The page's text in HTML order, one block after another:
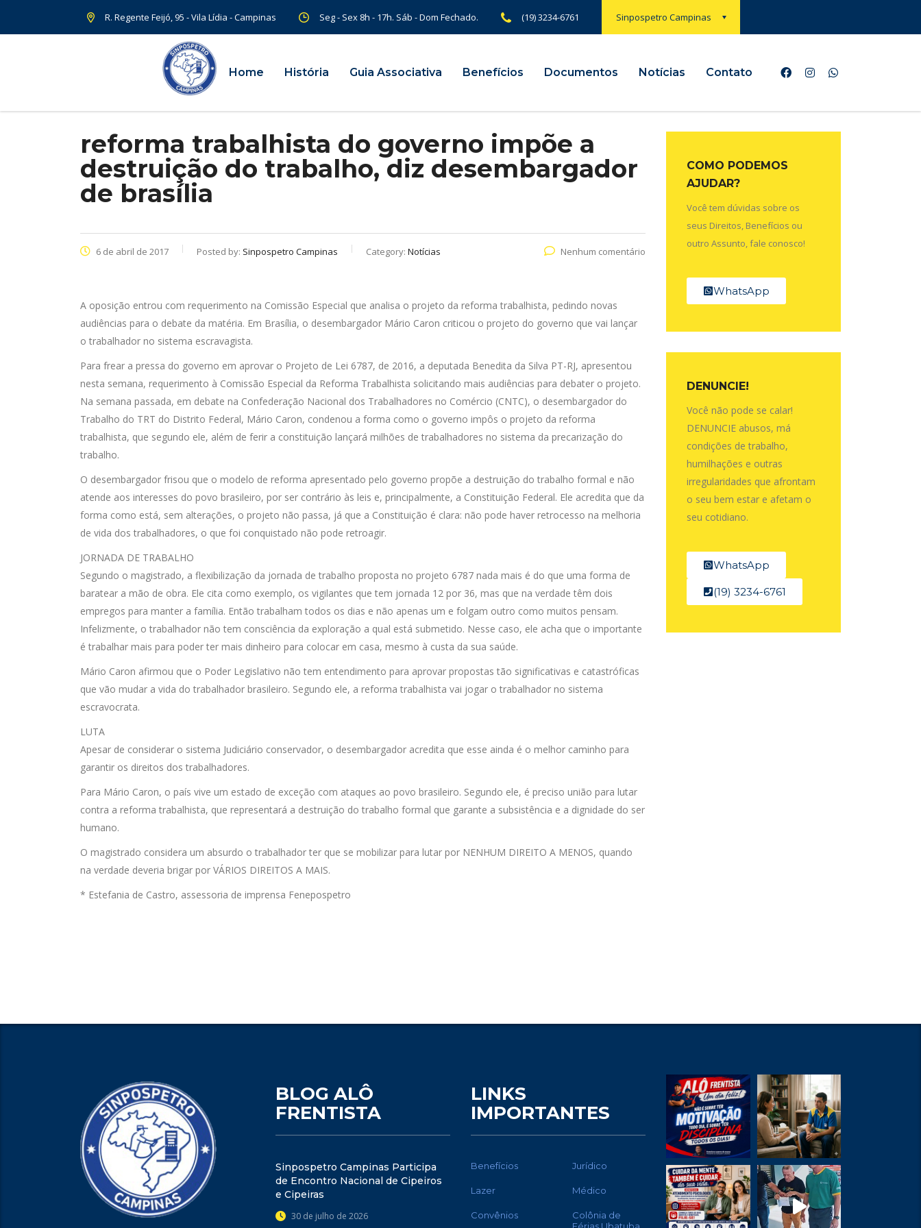
Sinpospetro Campinas
R. Regente Feijó, 95 - Vila Lídia - Campinas Seg - Sex 8h - 17h. Sáb - Dom Fechado. (19) 3234-6761
Home História Guia Associativa Benefícios Documentos Notícias Contato
reforma trabalhista do governo impõe a
destruição do trabalho, diz desembargador
de brasília
6 de abril de 2017 Posted by: Sinpospetro Campinas Category: Notícias Nenhum comentário
A oposição entrou com requerimento na Comissão Especial que analisa o projeto da reforma trabalhista, pedindo novas
audiências para o debate da matéria. Em Brasília, o desembargador Mário Caron criticou o projeto do governo que vai lançar
o trabalhador no sistema escravagista.
Para frear a pressa do governo em aprovar o Projeto de Lei 6787, de 2016, a deputada Benedita da Silva PT-RJ, apresentou
nesta semana, requerimento à Comissão Especial da Reforma Trabalhista solicitando mais audiências para debater o projeto.
Na semana passada, em debate na Confederação Nacional dos Trabalhadores no Comércio (CNTC), o desembargador do
Trabalho do TRT do Distrito Federal, Mário Caron, condenou a forma como o governo impôs o projeto da reforma
trabalhista, que segundo ele, além de ferir a constituição lançará milhões de trabalhadores no sistema da precarização do
trabalho.
O desembargador frisou que o modelo de reforma apresentado pelo governo propõe a destruição do trabalho formal e não
atende aos interesses do povo brasileiro, por ser contrário às leis e, principalmente, a Constituição Federal. Ele acredita que da
forma como está, sem alterações, o projeto não passa, já que a Constituição é clara: não pode haver retrocesso na melhoria
de vida dos trabalhadores, o que foi conquistado não pode retroagir.
JORNADA DE TRABALHO
Segundo o magistrado, a flexibilização da jornada de trabalho proposta no projeto 6787 nada mais é do que uma forma de
baratear a mão de obra. Ele cita como exemplo, os vigilantes que tem jornada 12 por 36, mas que na verdade têm dois
empregos para manter a família. Então trabalham todos os dias e não apenas um e folgam outro como muitos pensam.
Infelizmente, o trabalhador não tem consciência da exploração a qual está submetido. Nesse caso, ele acha que o importante
é trabalhar mais para poder ter mais dinheiro para colocar em casa, mesmo à custa da sua saúde.
Mário Caron afirmou que o Poder Legislativo não tem entendimento para aprovar propostas tão significativas e catastróficas
que vão mudar a vida do trabalhador brasileiro. Segundo ele, a reforma trabalhista vai jogar o trabalhador no sistema
escravocrata.
LUTA
Apesar de considerar o sistema Judiciário conservador, o desembargador acredita que esse ainda é o melhor caminho para
garantir os direitos dos trabalhadores.
Para Mário Caron, o país vive um estado de exceção com ataques ao povo brasileiro. Segundo ele, é preciso união para lutar
contra a reforma trabalhista, que representará a destruição do trabalho formal que garante a subsistência e a dignidade do ser
humano.
O magistrado considera um absurdo o trabalhador ter que se mobilizar para lutar por NENHUM DIREITO A MENOS, quando
na verdade deveria brigar por VÁRIOS DIREITOS A MAIS.
* Estefania de Castro, assessoria de imprensa Fenepospetro
COMO PODEMOS
AJUDAR?
Você tem dúvidas sobre os
seus Direitos, Benefícios ou
outro Assunto, fale conosco!
WhatsApp
DENUNCIE!
Você não pode se calar!
DENUNCIE abusos, má
condições de trabalho,
humilhações e outras
irregularidades que afrontam
o seu bem estar e afetam o
seu cotidiano.
WhatsApp
(19) 3234-6761
BLOG ALÔ
FRENTISTA
Sinpospetro Campinas Participa
de Encontro Nacional de Cipeiros
e Cipeiras
30 de julho de 2026
LINKS
IMPORTANTES
Benefícios Jurídico
Lazer Médico
Convênios
Colônia de
Férias Ubatuba